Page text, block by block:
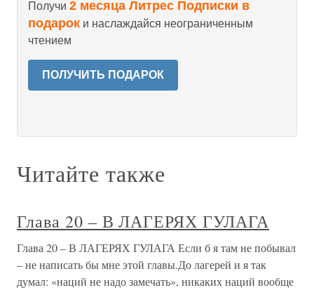
Получи 2 месяца Литрес Подписки в
подарок и наслаждайся неограниченным
чтением
ПОЛУЧИТЬ ПОДАРОК
Читайте также
Глава 20 – В ЛАГЕРЯХ ГУЛАГА
Глава 20 – В ЛАГЕРЯХ ГУЛАГА Если б я там не побывал
– не написать бы мне этой главы.До лагерей и я так
думал: «наций не надо замечать», никаких наций вообще